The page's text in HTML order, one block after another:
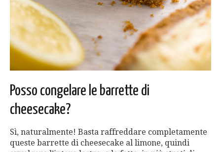
Posso congelare le barrette di
cheesecake?
Sì, naturalmente! Basta raffreddare completamente
queste barrette di cheesecake al limone, quindi